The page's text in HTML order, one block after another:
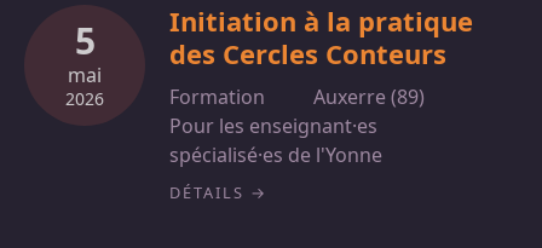
5
mai
2026
Initiation à la pratique
des Cercles Conteurs
Formation
Auxerre (89)
Pour les enseignant·es
spécialisé·es de l'Yonne
DÉTAILS